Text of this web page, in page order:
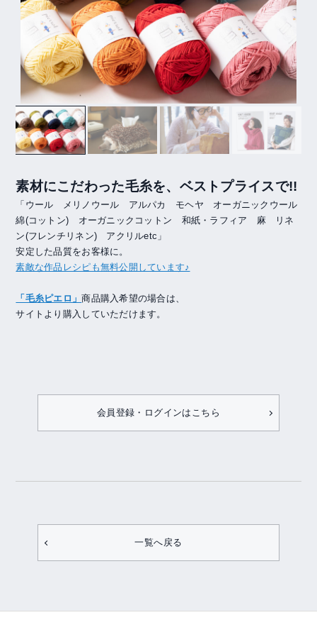
素材にこだわった毛糸を、ベストプライスで!!
「ウール メリノウール アルパカ モヘヤ オーガニックウール
綿(コットン) オーガニックコットン 和紙・ラフィア 麻 リネ
ン(フレンチリネン) アクリルetc」
安定した品質をお客様に。
素敵な作品レシピも無料公開しています♪
「毛糸ピエロ」商品購入希望の場合は、
サイトより購入していただけます。
会員登録・ログインはこちら
一覧へ戻る